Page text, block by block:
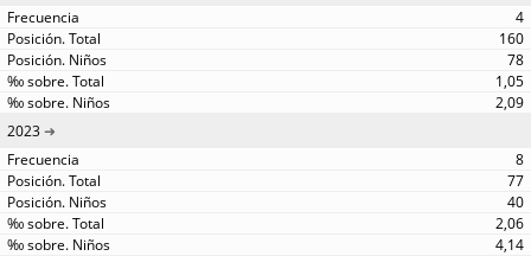
4
160
78
1,05
2,09
2023
8
77
40
2,06
4,14